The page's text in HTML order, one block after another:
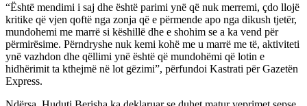
“Është mendimi i saj dhe është parimi ynë që nuk merremi, çdo llojë
kritike që vjen qoftë nga zonja që e përmende apo nga dikush tjetër,
mundohemi me marrë si këshillë dhe e shohim se a ka vend për
përmirësime. Përndryshe nuk kemi kohë me u marrë me të, aktiviteti
ynë vazhdon dhe qëllimi ynë është që mundohëmi që lotin e
hidhërimit ta kthejmë në lot gëzimi”, përfundoi Kastrati për Gazetën
Express.